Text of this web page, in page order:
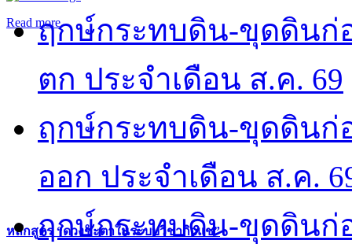
Read more
หลักสูตร “ดวงชะตาในระบบวิชากิวแช”
ฤกษ์กระทบดิน-ขุดดินก่
ตก ประจำเดือน ส.ค. 69
ฤกษ์กระทบดิน-ขุดดินก่
ออก ประจำเดือน ส.ค.
ฤกษ์กระทบดิน-ขุดดินก่